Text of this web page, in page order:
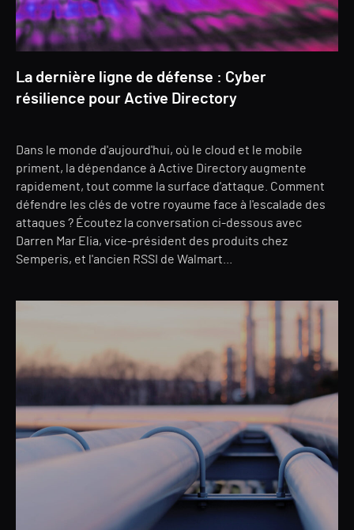
La dernière ligne de défense : Cyber
résilience pour Active Directory
Dans le monde d'aujourd'hui, où le cloud et le mobile
priment, la dépendance à Active Directory augmente
rapidement, tout comme la surface d'attaque. Comment
défendre les clés de votre royaume face à l'escalade des
attaques ? Écoutez la conversation ci-dessous avec
Darren Mar Elia, vice-président des produits chez
Semperis, et l'ancien RSSI de Walmart...